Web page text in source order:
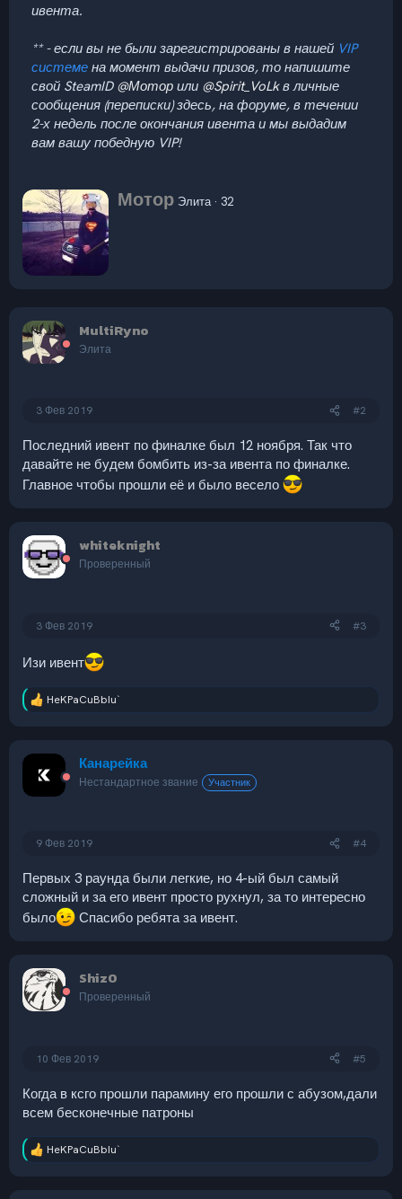
ивента.
** - если вы не были зарегистрированы в нашей VIP
системе на момент выдачи призов, то напишите
свой SteamID @Мотор или @Spirit_VoLkв личные
сообщения (переписки) здесь, на форуме, в течении
2-х недель после окончания ивента и мы выдадим
вам вашу победную VIP!
А
вМотор Элита · 32
MultiRyno
Элита
3 Фев 2019 #2
Последний ивент по финалке был 12 ноября. Так что
давайте не будем бомбить из-за ивента по финалке.
Главное чтобы прошли её и было весело
whiteknight
Проверенный
3 Фев 2019 #3
Изи ивент
Р
HeKPaCuBbIu`
Канарейка
Нестандартное звание Участник
9 Фев 2019 #4
Первых 3 раунда были легкие, но 4-ый был самый
сложный и за его ивент просто рухнул, за то интересно
было
Спасибо ребята за ивент.
Shiz0
Проверенный
10 Фев 2019 #5
Когда в ксго прошли парамину его прошли с абузом,дали
всем бесконечные патроны
Р
HeKPaCuBbIu`